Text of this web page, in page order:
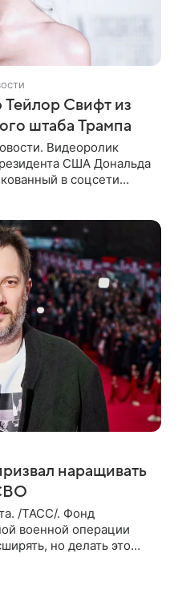
Тейлор Свифт из
штаба Трампа
Видеоролик
США Дональда
в соцсети
наращивать
/ТАСС/. Фонд
военной операции
но делать это